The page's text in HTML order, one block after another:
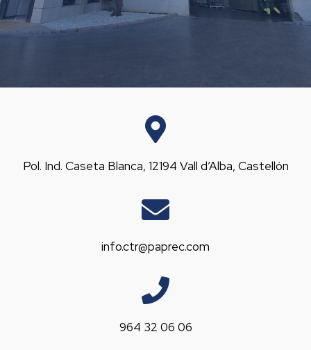
Pol. Ind. Caseta Blanca, 12194 Vall d’Alba, Castellón
info.ctr@paprec.com
964 32 06 06